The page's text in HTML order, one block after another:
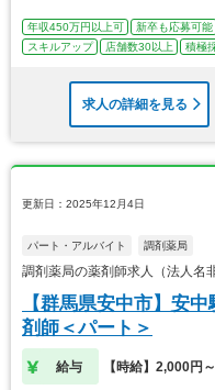
年収450万円以上可 新卒も応募可能
スキルアップ
店舗数30以上 積極
求人の詳細を見る
更新日：2025年12月4日
パート・アルバイト 調剤薬局
調剤薬局の薬剤師求人（法人
【群馬県安中市】安
剤師＜パート＞
給与 【時給】2,000円～